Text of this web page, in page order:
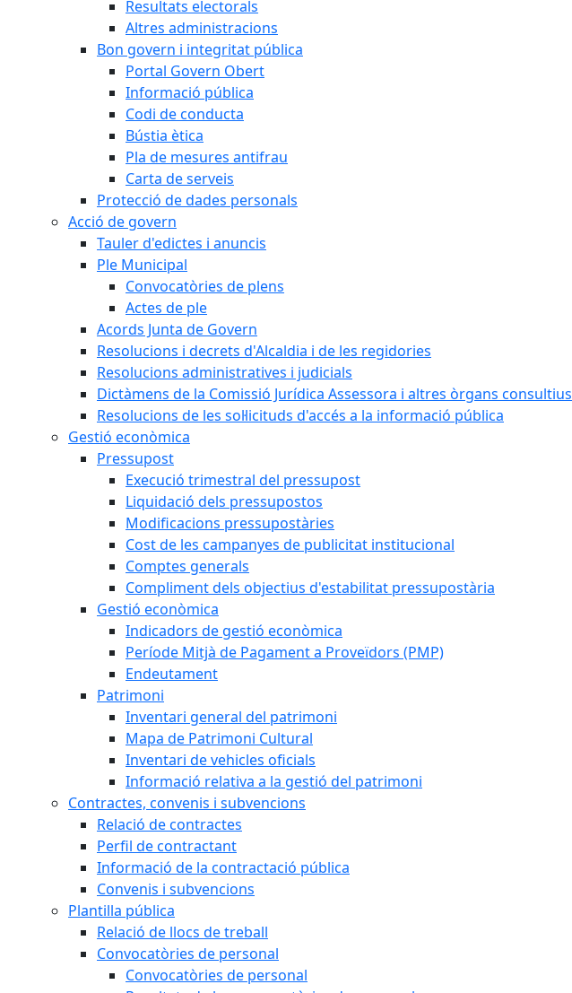
Resultats electorals
Altres administracions
Bon govern i integritat pública
Portal Govern Obert
Informació pública
Codi de conducta
Bústia ètica
Pla de mesures antifrau
Carta de serveis
Protecció de dades personals
Acció de govern
Tauler d'edictes i anuncis
Ple Municipal
Convocatòries de plens
Actes de ple
Acords Junta de Govern
Resolucions i decrets d'Alcaldia i de les regidories
Resolucions administratives i judicials
Dictàmens de la Comissió Jurídica Assessora i altres òrgans consultius
Resolucions de les sol·licituds d'accés a la informació pública
Gestió econòmica
Pressupost
Execució trimestral del pressupost
Liquidació dels pressupostos
Modificacions pressupostàries
Cost de les campanyes de publicitat institucional
Comptes generals
Compliment dels objectius d'estabilitat pressupostària
Gestió econòmica
Indicadors de gestió econòmica
Període Mitjà de Pagament a Proveïdors (PMP)
Endeutament
Patrimoni
Inventari general del patrimoni
Mapa de Patrimoni Cultural
Inventari de vehicles oficials
Informació relativa a la gestió del patrimoni
Contractes, convenis i subvencions
Relació de contractes
Perfil de contractant
Informació de la contractació pública
Convenis i subvencions
Plantilla pública
Relació de llocs de treball
Convocatòries de personal
Convocatòries de personal